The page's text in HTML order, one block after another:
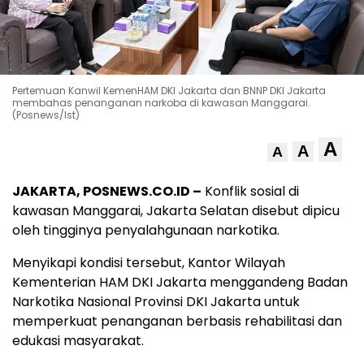
Pertemuan Kanwil KemenHAM DKI Jakarta dan BNNP DKI Jakarta
membahas penanganan narkoba di kawasan Manggarai.
(Posnews/Ist)
A A A
JAKARTA, POSNEWS.CO.ID – Konflik sosial di
kawasan Manggarai, Jakarta Selatan disebut dipicu
oleh tingginya penyalahgunaan narkotika.
Menyikapi kondisi tersebut, Kantor Wilayah
Kementerian HAM DKI Jakarta menggandeng Badan
Narkotika Nasional Provinsi DKI Jakarta untuk
memperkuat penanganan berbasis rehabilitasi dan
edukasi masyarakat.